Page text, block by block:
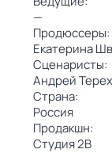
—
Продюссеры:
Екатерина
Сценаристы:
Андрей
Страна:
Россия
Продакшн:
Студия 2B